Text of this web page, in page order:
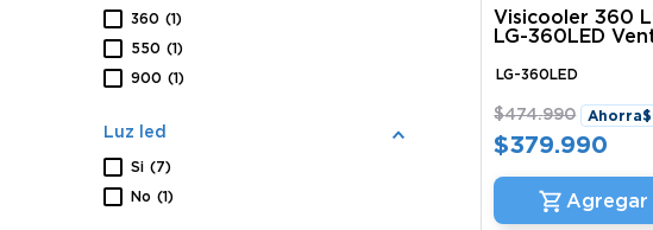
360 (1)
550 (1)
900 (1)
Luz led
Si (7)
No (1)
Visicooler 360
LG-360LED
LG-360LED
$474.990 Ahorra$
$379.990
Agregar